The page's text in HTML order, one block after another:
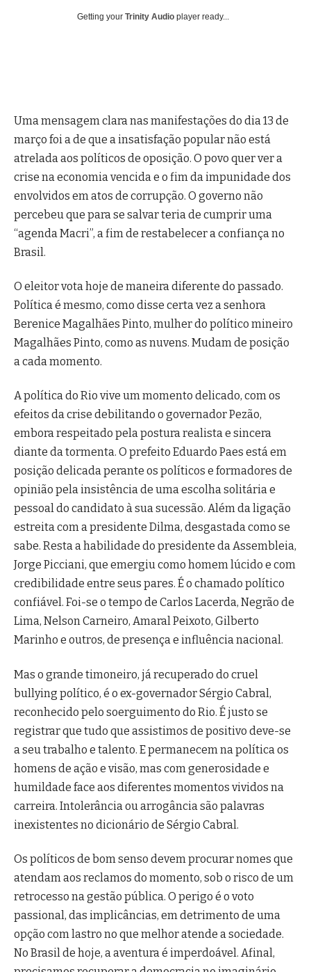
Getting your Trinity Audio player ready...
Uma mensagem clara nas manifestações do dia 13 de
março foi a de que a insatisfação popular não está
atrelada aos políticos de oposição. O povo quer ver a
crise na economia vencida e o fim da impunidade dos
envolvidos em atos de corrupção. O governo não
percebeu que para se salvar teria de cumprir uma
“agenda Macri”, a fim de restabelecer a confiança no
Brasil.
O eleitor vota hoje de maneira diferente do passado.
Política é mesmo, como disse certa vez a senhora
Berenice Magalhães Pinto, mulher do político mineiro
Magalhães Pinto, como as nuvens. Mudam de posição
a cada momento.
A política do Rio vive um momento delicado, com os
efeitos da crise debilitando o governador Pezão,
embora respeitado pela postura realista e sincera
diante da tormenta. O prefeito Eduardo Paes está em
posição delicada perante os políticos e formadores de
opinião pela insistência de uma escolha solitária e
pessoal do candidato à sua sucessão. Além da ligação
estreita com a presidente Dilma, desgastada como se
sabe. Resta a habilidade do presidente da Assembleia,
Jorge Picciani, que emergiu como homem lúcido e com
credibilidade entre seus pares. É o chamado político
confiável. Foi-se o tempo de Carlos Lacerda, Negrão de
Lima, Nelson Carneiro, Amaral Peixoto, Gilberto
Marinho e outros, de presença e influência nacional.
Mas o grande timoneiro, já recuperado do cruel
bullying político, é o ex-governador Sérgio Cabral,
reconhecido pelo soerguimento do Rio. É justo se
registrar que tudo que assistimos de positivo deve-se
a seu trabalho e talento. E permanecem na política os
homens de ação e visão, mas com generosidade e
humildade face aos diferentes momentos vividos na
carreira. Intolerância ou arrogância são palavras
inexistentes no dicionário de Sérgio Cabral.
Os políticos de bom senso devem procurar nomes que
atendam aos reclamos do momento, sob o risco de um
retrocesso na gestão pública. O perigo é o voto
passional, das implicâncias, em detrimento de uma
opção com lastro no que melhor atende a sociedade.
No Brasil de hoje, a aventura é imperdoável. Afinal,